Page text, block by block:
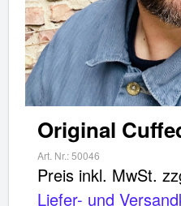
Original
Art. Nr.:50046
Preis inkl. MwSt.
Liefer- und
Artikel